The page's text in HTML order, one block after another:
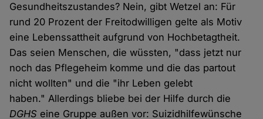
Gesundheitszustandes? Nein, gibt Wetzel an: Für
rund 20 Prozent der Freitodwilligen gelte als Motiv
eine Lebenssattheit aufgrund von Hochbetagtheit.
Das seien Menschen, die wüssten, "dass jetzt nur
noch das Pflegeheim komme und die das partout
nicht wollten" und die "ihr Leben gelebt
haben." Allerdings bliebe bei der Hilfe durch die
DGHS eine Gruppe außen vor: Suizidhilfewünsche